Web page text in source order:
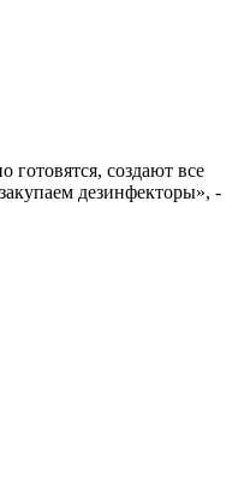
создают все
дезинфекторы», -